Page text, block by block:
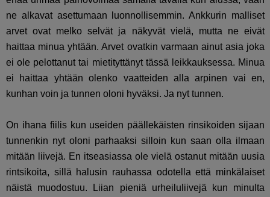
ne alkavat asettumaan luonnollisemmin. Ankkurin malliset
arvet ovat melko selvät ja näkyvät vielä, mutta ne eivät
haittaa minua yhtään. Arvet ovatkin varmaan ainut asia joka
ei ole pelottanut tai mietityttänyt tässä leikkauksessa. Minua
ei haittaa yhtään olenko vaatteiden alla arpinen vai en,
kunhan voin ja tunnen oloni hyväksi. Ja nyt tunnen.
On ihana fiilis kun useiden päällekäisten rinsikoiden sijaan
tunnenkin nyt oloni parhaaksi silloin kun saan olla ilmaan
mitään liivejä. En itseasiassa ole vielä ostanut mitään uusia
rintsikoita, sillä halusin rauhassa odotella että minkälaiset
näistä muodostuu. Liian pieniä urheiluliivejä kun minulta